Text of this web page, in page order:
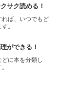
サク読める！
ば、いつでもど
。
ができる！
に本を分類し